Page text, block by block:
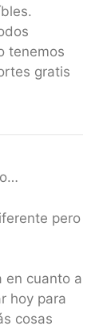
tenemos
gratis
pero
en cuanto a
hoy para
cosas